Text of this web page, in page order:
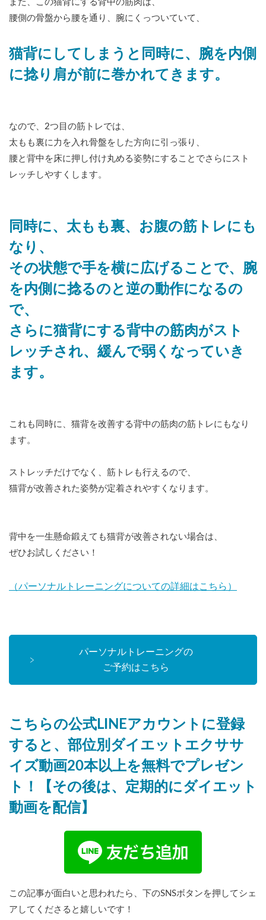
また、この猫背にする背中の筋肉は、
腰側の骨盤から腰を通り、腕にくっついていて、
猫背にしてしまうと同時に、腕を内側
に捻り肩が前に巻かれてきます。
なので、2つ目の筋トレでは、
太もも裏に力を入れ骨盤をした方向に引っ張り、
腰と背中を床に押し付け丸める姿勢にすることでさらにスト
レッチしやすくします。
同時に、太もも裏、お腹の筋トレにも
なり、
その状態で手を横に広げることで、腕
を内側に捻るのと逆の動作になるの
で、
さらに猫背にする背中の筋肉がスト
レッチされ、緩んで弱くなっていき
ます。
これも同時に、猫背を改善する背中の筋肉の筋トレにもなり
ます。
ストレッチだけでなく、筋トレも行えるので、
猫背が改善された姿勢が定着されやすくなります。
背中を一生懸命鍛えても猫背が改善されない場合は、
ぜひお試しください！
（パーソナルトレーニングについての詳細はこちら）
パーソナルトレーニングの
ご予約はこちら
こちらの公式LINEアカウントに登録
すると、部位別ダイエットエクササ
イズ動画20本以上を無料でプレゼン
ト！【その後は、定期的にダイエット
動画を配信】
この記事が面白いと思われたら、下のSNSボタンを押してシェ
アしてくださると嬉しいです！